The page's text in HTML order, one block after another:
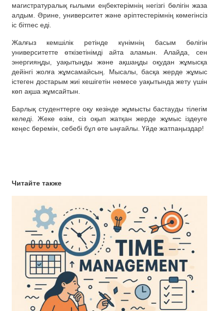
магистратуралық ғылыми еңбектерімнің негізгі бөлігін жаза
алдым. Әрине, университет және әріптестерімнің көмегінсіз
іс бітпес еді.
Жалғыз кемшілік ретінде күнімнің басым бөлігін
университетте өткізетінімді айта аламын. Алайда, сен
энергияңды, уақытыңды және ақшаңды оқудан жұмысқа
дейінгі жолға жұмсамайсың. Мысалы, басқа жерде жұмыс
істеген достарым жиі кешігетін немесе уақытында жету үшін
көп ақша жұмсайтын.
Барлық студенттерге оқу кезінде жұмысты бастауды тілегім
келеді. Жеке өзім, сіз оқып жатқан жерде жұмыс іздеуге
кеңес беремін, себебі бұл өте ыңғайлы. Үйде жатпаңыздар!
Читайте также